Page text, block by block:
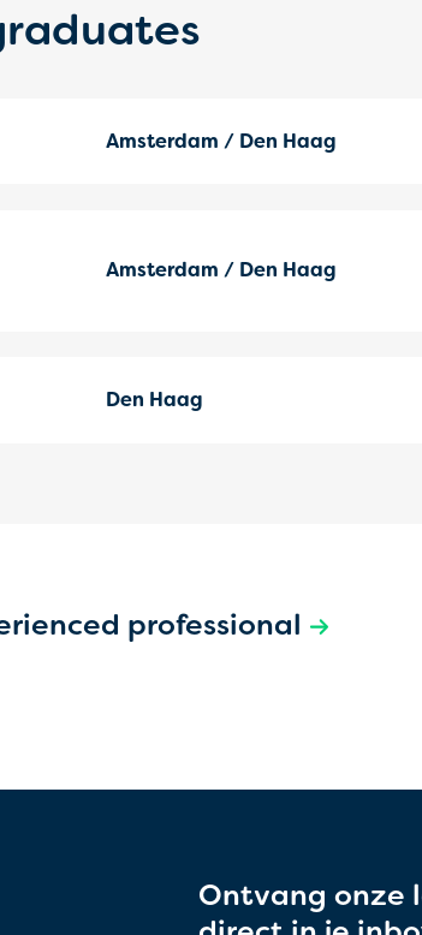
Amsterdam / Den Haag
Amsterdam / Den Haag
Den Haag
professional
Ontvang onze